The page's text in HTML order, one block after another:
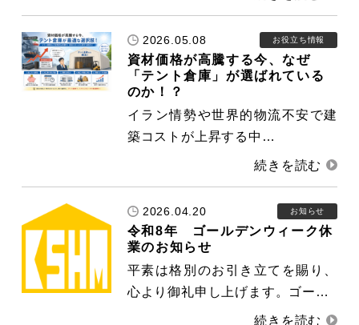
2026.05.08 お役立ち情報
資材価格が高騰する今、なぜ
「テント倉庫」が選ばれている
のか！？
イラン情勢や世界的物流不安で建
築コストが上昇する中…
2026.04.20 お知らせ
令和8年 ゴールデンウィーク休
業のお知らせ
平素は格別のお引き立てを賜り、
心より御礼申し上げます。ゴー…